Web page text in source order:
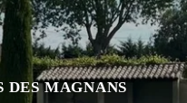
MAGNANS